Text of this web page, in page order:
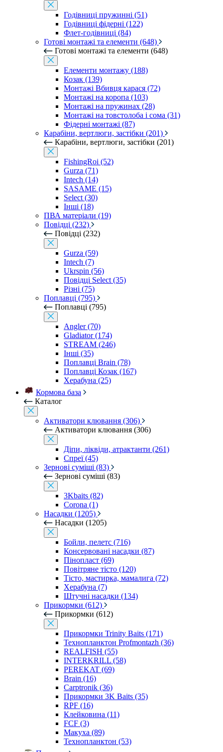
Годівниці пружинні (51)
Годівниці фідерні (122)
Флет-годівниці (84)
Готові монтажі та елементи (648)
Готові монтажі та елементи (648)
Елементи монтажу (188)
Козак (139)
Монтажі Вбивця карася (72)
Монтажі на коропа (103)
Монтажі на пружинах (28)
Монтажі на товстолоба і сома (31)
Фідерні монтажі (87)
Карабіни, вертлюги, застібки (201)
Карабіни, вертлюги, застібки (201)
FishingRoi (52)
Gurza (71)
Intech (14)
SASAME (15)
Select (30)
Інші (18)
ПВА матеріали (19)
Повідці (232)
Повідці (232)
Gurza (59)
Intech (7)
Ukrspin (56)
Повідці Select (35)
Різні (75)
Поплавці (795)
Поплавці (795)
Angler (70)
Gladiator (174)
STREAM (246)
Інші (35)
Поплавці Brain (78)
Поплавці Козак (167)
Херабуна (25)
Кормова база
Каталог
Активатори клювання (306)
Активатори клювання (306)
Діпи, ліквіди, атрактанти (261)
Спреї (45)
Зернові суміші (83)
Зернові суміші (83)
3Kbaits (82)
Corona (1)
Насадки (1205)
Насадки (1205)
Бойли, пелетс (716)
Консервовані насадки (87)
Пінопласт (69)
Повітряне тісто (120)
Тісто, мастирка, мамалига (72)
Херабуна (7)
Штучні насадки (134)
Прикормки (612)
Прикормки (612)
Прикормки Trinity Baits (171)
Технопланктон Profmontazh (36)
REALFISH (55)
INTERKRILL (58)
PEREKAT (69)
Brain (16)
Carptronik (36)
Прикормки 3K Baits (35)
RPF (16)
Клейковина (11)
FCF (3)
Макуха (89)
Технопланктон (53)